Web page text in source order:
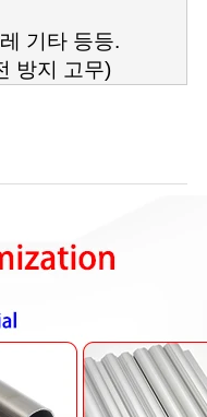
기타 등등.
방지 고무)